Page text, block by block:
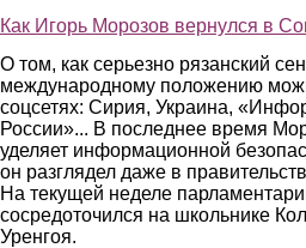
Как Игорь Морозов вернулся в
О том, как серьезно рязанский
международному положению
соцсетях: Сирия, Украина,
России»... В последнее время
уделяет информационной
он разглядел даже в
На текущей неделе
сосредоточился на школьнике
Уренгоя.